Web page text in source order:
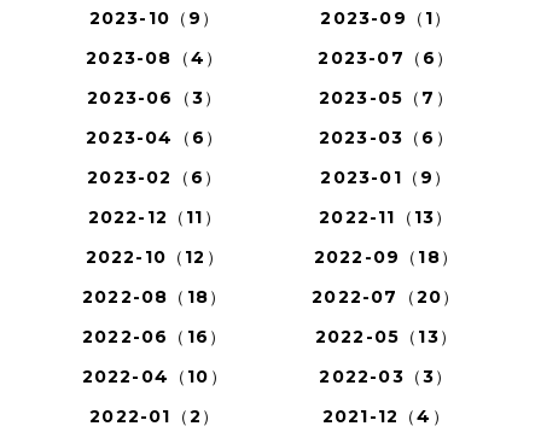
2023-10（9）
2023-09（1）
2023-08（4）
2023-07（6）
2023-06（3）
2023-05（7）
2023-04（6）
2023-03（6）
2023-02（6）
2023-01（9）
2022-12（11）
2022-11（13）
2022-10（12）
2022-09（18）
2022-08（18）
2022-07（20）
2022-06（16）
2022-05（13）
2022-04（10）
2022-03（3）
2022-01（2）
2021-12（4）